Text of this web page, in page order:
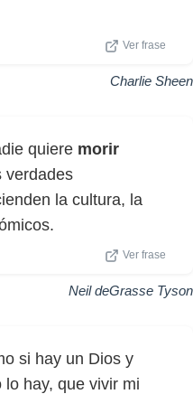
Ver frase
Charlie Sheen
quiere morir
verdades
la cultura, la
Ver frase
Neil deGrasse Tyson
si hay un Dios y
hay, que vivir mi